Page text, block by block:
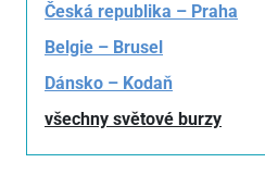
Česká republika – Praha
Belgie – Brusel
Dánsko – Kodaň
všechny světové burzy